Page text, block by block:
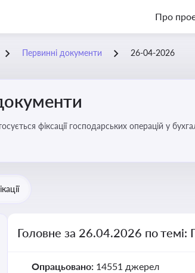
Про
Первинні документи 26-04-2026
фіксації господарських операцій у
Головне за 26.04.2026 по темі:
Опрацьовано: 14551 джерел